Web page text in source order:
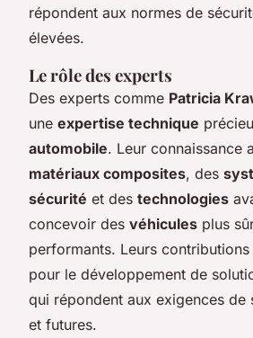
répondent aux normes de
élevées.
Le rôle des experts
Des experts comme Patricia
une expertise technique
automobile. Leur connaissance
matériaux composites, des
sécurité et des technologies
concevoir des véhicules plus
performants. Leurs
pour le développement de
qui répondent aux exigences de
et futures.